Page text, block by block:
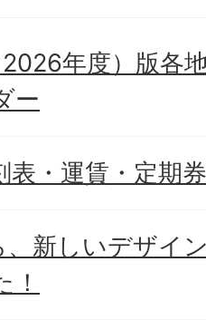
年度）版各
ー
表・運賃・定期券
新しいデザイ